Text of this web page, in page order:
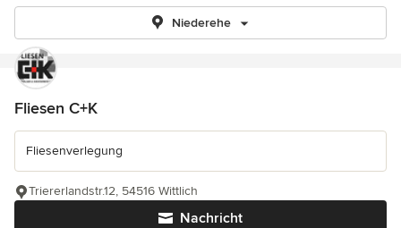
Niederehe
Fliesen C+K
Fliesenverlegung
Nachricht
Triererlandstr.12, 54516 Wittlich